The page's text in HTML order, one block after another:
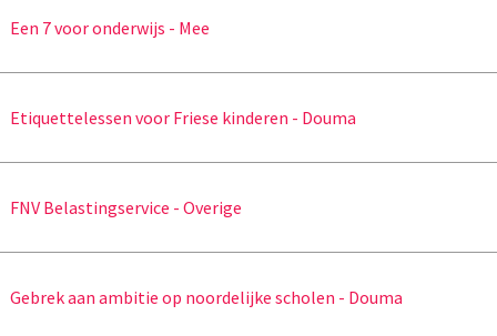
Een 7 voor onderwijs - Mee
Etiquettelessen voor Friese kinderen - Douma
FNV Belastingservice - Overige
Gebrek aan ambitie op noordelijke scholen - Douma